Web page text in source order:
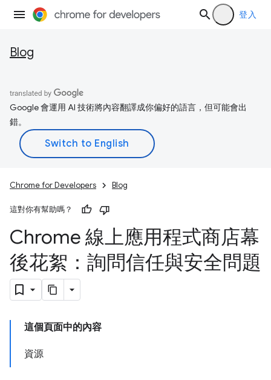
登入
Blog
Google 會運用 AI 技術將內容翻譯成你偏好的語言，但可能會出
錯。
Chrome for Developers Blog
這對你有幫助嗎？
Chrome 線上應用程式商店幕
後花絮：詢問信任與安全問題
這個頁面中的內容
資源